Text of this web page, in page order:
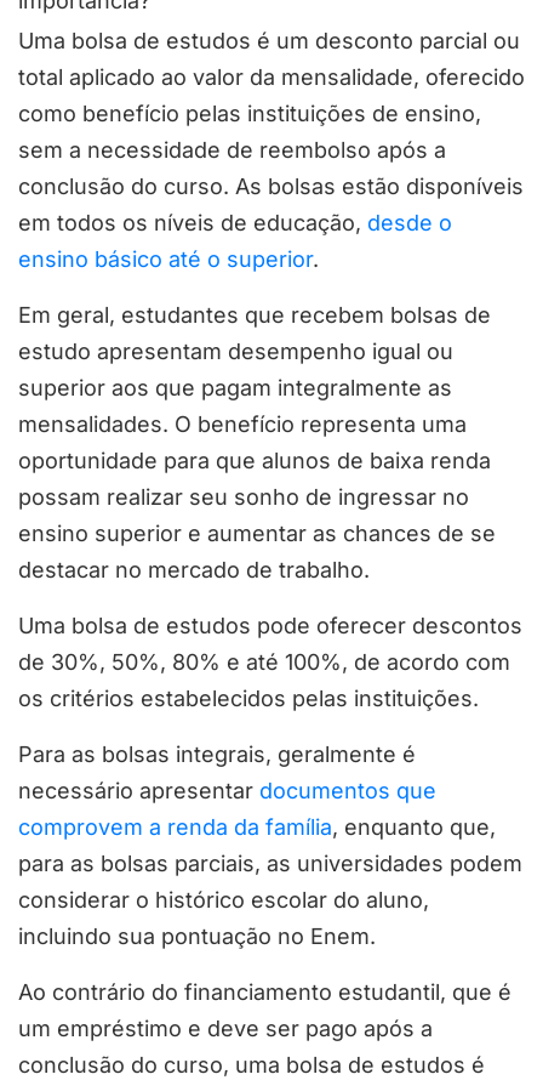
Uma bolsa de estudos é um desconto parcial ou
total aplicado ao valor da mensalidade, oferecido
como benefício pelas instituições de ensino,
sem a necessidade de reembolso após a
conclusão do curso. As bolsas estão disponíveis
em todos os níveis de educação, desde o
ensino básico até o superior.
Em geral, estudantes que recebem bolsas de
estudo apresentam desempenho igual ou
superior aos que pagam integralmente as
mensalidades. O benefício representa uma
oportunidade para que alunos de baixa renda
possam realizar seu sonho de ingressar no
ensino superior e aumentar as chances de se
destacar no mercado de trabalho.
Uma bolsa de estudos pode oferecer descontos
de 30%, 50%, 80% e até 100%, de acordo com
os critérios estabelecidos pelas instituições.
Para as bolsas integrais, geralmente é
necessário apresentar documentos que
comprovem a renda da família, enquanto que,
para as bolsas parciais, as universidades podem
considerar o histórico escolar do aluno,
incluindo sua pontuação no Enem.
Ao contrário do financiamento estudantil, que é
um empréstimo e deve ser pago após a
conclusão do curso, uma bolsa de estudos é